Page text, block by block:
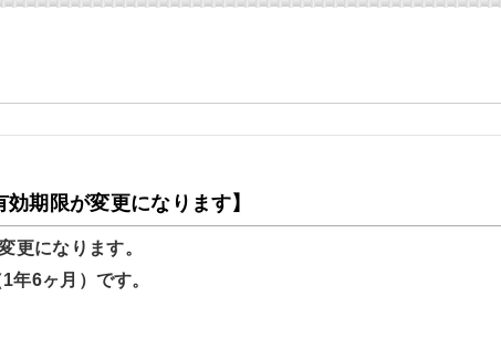
期限が変更になります】
更になります。
年6ヶ月）です。